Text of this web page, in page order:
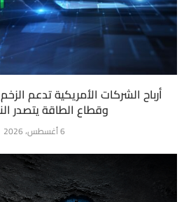
أرباح الشركات الأمريكية تدعم
وقطاع الطاقة يتصدر
6 أغسطس، 2026